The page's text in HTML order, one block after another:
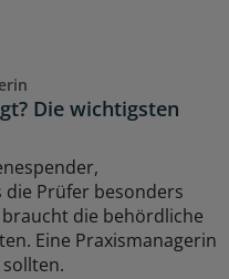
Die wichtigsten
die Prüfer besonders
die behördliche
Eine Praxismanagerin